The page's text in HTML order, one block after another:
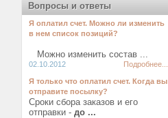
Вопросы и ответы
Я оплатил счет. Можно ли изменить
в нем список позиций?
Можно изменить состав ...
02.10.2012 Подробнее...
Я только что оплатил счет. Когда вы
отправите посылку?
Сроки сбора заказов и его
отправки - до ...